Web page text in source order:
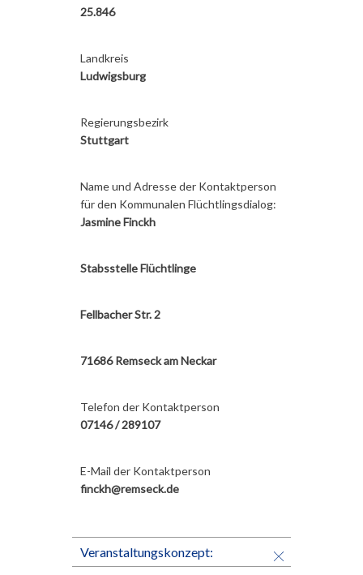
25.846
Landkreis
Ludwigsburg
Regierungsbezirk
Stuttgart
Name und Adresse der Kontaktperson
für den Kommunalen Flüchtlingsdialog:
Jasmine Finckh
Stabsstelle Flüchtlinge
Fellbacher Str. 2
71686 Remseck am Neckar
Telefon der Kontaktperson
07146 / 289107
E-Mail der Kontaktperson
finckh@remseck.de
Veranstaltungskonzept: